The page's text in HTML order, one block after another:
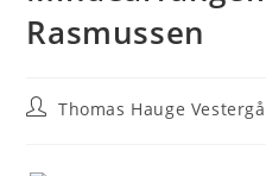
Rasmussen
PostThomas Hauge